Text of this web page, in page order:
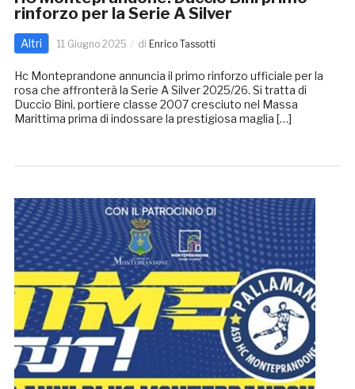
rinforzo per la Serie A Silver
Altri 11 Giugno 2025 di Enrico Tassotti
Hc Monteprandone annuncia il primo rinforzo ufficiale per la
rosa che affronterà la Serie A Silver 2025/26. Si tratta di
Duccio Bini, portiere classe 2007 cresciuto nel Massa
Marittima prima di indossare la prestigiosa maglia […]